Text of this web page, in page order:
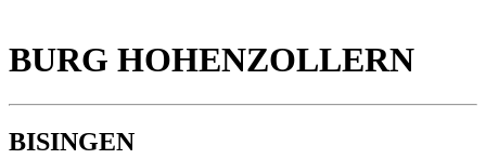
BURG HOHENZOLLERN
BISINGEN